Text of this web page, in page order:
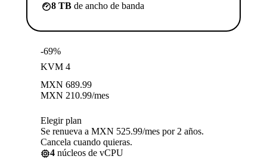
8 TB de ancho de banda
-69%
KVM 4
MXN 689.99
MXN 210.99/mes
Elegir plan
Se renueva a MXN 525.99/mes por 2 años.
Cancela cuando quieras.
4 núcleos de vCPU